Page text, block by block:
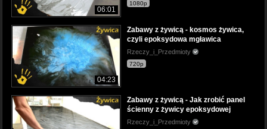
06:01
1080p
04:23
Zabawy z żywicą - kosmos żywica,
czyli epoksydowa mgławica
Rzeczy_i_Przedmioty
720p
Zabawy z żywicą - Jak zrobić panel
ścienny z żywicy epoksydowej
Rzeczy_i_Przedmioty